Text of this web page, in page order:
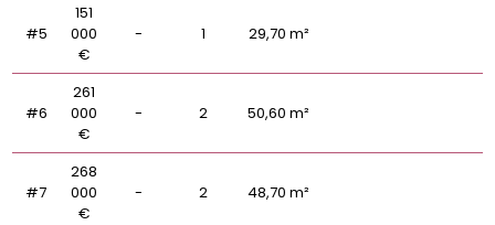
#5
151
000
€
- 1 29,70 m²
#6
261
000
€
- 2 50,60 m²
#7
268
000
€
- 2 48,70 m²